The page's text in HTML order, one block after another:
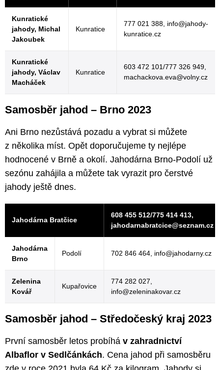
Kunratické
jahody, Michal
Jakoubek
Kunratice
777 021 388, info@jahody-
kunratice.cz
Kunratické
jahody, Václav
Macháček
Kunratice
603 472 101/777 326 949,
machackova.eva@volny.cz
Samosběr jahod – Brno 2023
Ani Brno nezůstává pozadu a vybrat si můžete
z několika míst. Opět doporučujeme ty nejlépe
hodnocené v Brně a okolí. Jahodárna Brno-Podolí už
sezónu zahájila a můžete tak vyrazit pro čerstvé
jahody ještě dnes.
Jahodárna Bratčice
608 455 512/775 414 413,
jahodarnabratcice@seznam.cz
Jahodárna
Brno
Podolí 702 846 464, info@jahodarny.cz
Zelenina
Kovář
Kupařovice
774 282 027,
info@zeleninakovar.cz
Samosběr jahod – Středočeský kraj 2023
První samosběr letos probíhá v zahradnictví
Albaflor v Sedlčánkách. Cena jahod při samosběru